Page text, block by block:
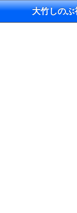
大竹しのぶ